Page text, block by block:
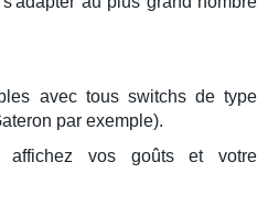
avec tous switchsde type
par exemple).
affichez vos goûts et votre